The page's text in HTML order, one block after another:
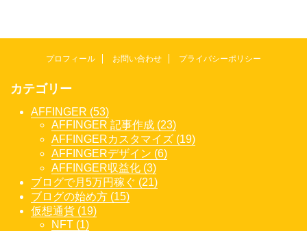
プロフィール お問い合わせ プライバシーポリシー
カテゴリー
AFFINGER (53)
AFFINGER 記事作成 (23)
AFFINGERカスタマイズ (19)
AFFINGERデザイン (6)
AFFINGER収益化 (3)
ブログで月5万円稼ぐ (21)
ブログの始め方 (15)
仮想通貨 (19)
NFT (1)